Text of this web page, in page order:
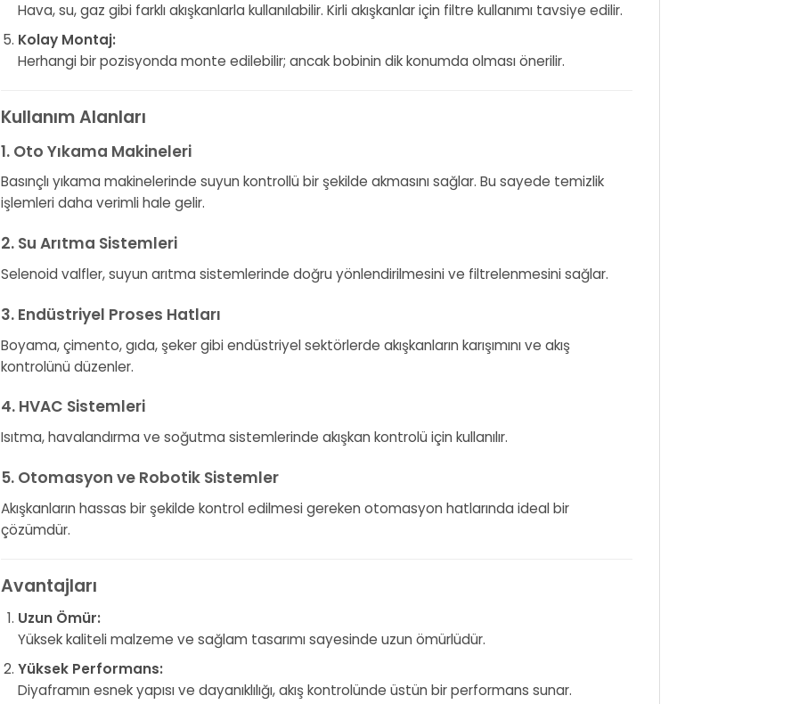
Hava, su, gaz gibi farklı akışkanlarla kullanılabilir. Kirli akışkanlar için filtre kullanımı tavsiye edilir.
Kolay Montaj:
Herhangi bir pozisyonda monte edilebilir; ancak bobinin dik konumda olması önerilir.
Kullanım Alanları
1. Oto Yıkama Makineleri
Basınçlı yıkama makinelerinde suyun kontrollü bir şekilde akmasını sağlar. Bu sayede temizlik
işlemleri daha verimli hale gelir.
2. Su Arıtma Sistemleri
Selenoid valfler, suyun arıtma sistemlerinde doğru yönlendirilmesini ve filtrelenmesini sağlar.
3. Endüstriyel Proses Hatları
Boyama, çimento, gıda, şeker gibi endüstriyel sektörlerde akışkanların karışımını ve akış
kontrolünü düzenler.
4. HVAC Sistemleri
Isıtma, havalandırma ve soğutma sistemlerinde akışkan kontrolü için kullanılır.
5. Otomasyon ve Robotik Sistemler
Akışkanların hassas bir şekilde kontrol edilmesi gereken otomasyon hatlarında ideal bir
çözümdür.
Avantajları
Uzun Ömür:
Yüksek kaliteli malzeme ve sağlam tasarımı sayesinde uzun ömürlüdür.
Yüksek Performans:
Diyaframın esnek yapısı ve dayanıklılığı, akış kontrolünde üstün bir performans sunar.